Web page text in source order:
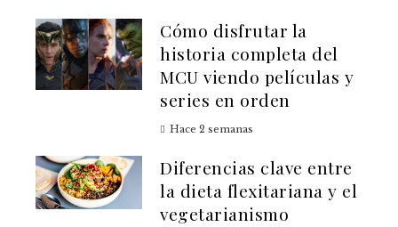
Cómo disfrutar la
historia completa del
MCU viendo películas y
series en orden
Hace 2 semanas
Diferencias clave entre
la dieta flexitariana y el
vegetarianismo